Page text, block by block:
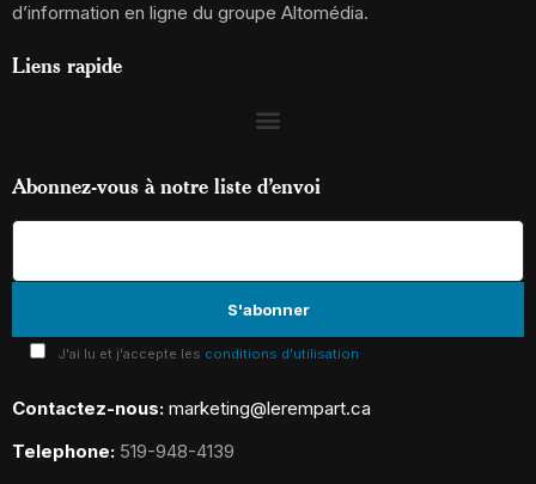
d’information en ligne du groupe Altomédia.
Liens rapide
Abonnez-vous à notre liste d’envoi
J'ai lu et j'accepte les conditions d'utilisation
Contactez-nous: marketing@lerempart.ca
Telephone: 519-948-4139